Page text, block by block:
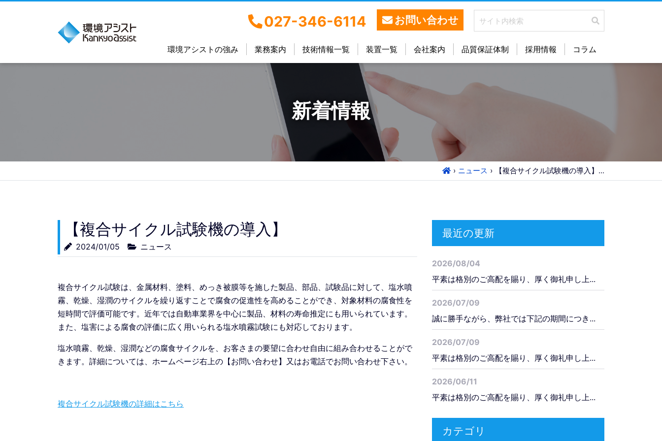
027-346-6114 お問い合わせ
環境アシストの強み 業務案内 技術情報一覧 装置一覧 会社案内 品質保証体制 採用情報 コラム
新着情報
ニュース 【複合サイクル試験機の導入】...
【複合サイクル試験機の導入】
2024/01/05 ニュース
複合サイクル試験は、金属材料、塗料、めっき被膜等を施した製品、部品、試験品に対して、塩水噴
霧、乾燥、湿潤のサイクルを繰り返すことで腐食の促進性を高めることができ、対象材料の腐食性を
短時間で評価可能です。近年では自動車業界を中心に製品、材料の寿命推定にも用いられています。
また、塩害による腐食の評価に広く用いられる塩水噴霧試験にも対応しております。
塩水噴霧、乾燥、湿潤などの腐食サイクルを、お客さまの要望に合わせ自由に組み合わせることがで
きます。詳細については、ホームページ右上の【お問い合わせ】又はお電話でお問い合わせ下さい。
複合サイクル試験機の詳細はこちら
最近の更新
2026/08/04
平素は格別のご高配を賜り、厚く御礼申し上...
2026/07/09
誠に勝手ながら、弊社では下記の期間につき...
2026/07/09
平素は格別のご高配を賜り、厚く御礼申し上...
2026/06/11
平素は格別のご高配を賜り、厚く御礼申し上...
カテゴリ